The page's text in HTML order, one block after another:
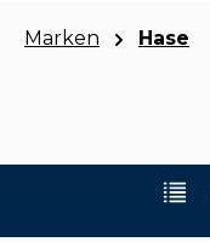
Marken Hase